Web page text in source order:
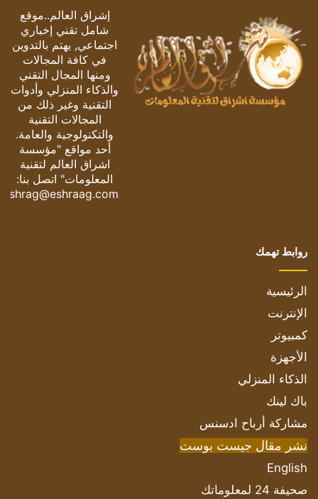
إشراق العالم..موقع
شامل تقني إخباري
اجتماعي, يهتم بالتدوين
في كافة المجالات
ومنها المجال التقني
والذكاء المنزلي وأدوات
التقنية وغير ذلك من
المجالات التقنية
والتكنولوجية والعامة.
أحد مواقع "مؤسسة
اشراق العالم لتقنية
المعلومات" اتصل بنا:
eshrag@eshraag.com
روابط تهمك
الرئيسية
الإنترنت
كمبيوتر
الأجهزة
الذكاء المنزلي
باك لينك
مشاركة أرباح ادسنس
نشر مقال جيست بوست
English
صحيفة 24 لمعلوماتك